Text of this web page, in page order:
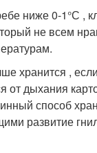
ниже 0-1°С ,
не всем
хранится ,
от дыхания
способ
развитие